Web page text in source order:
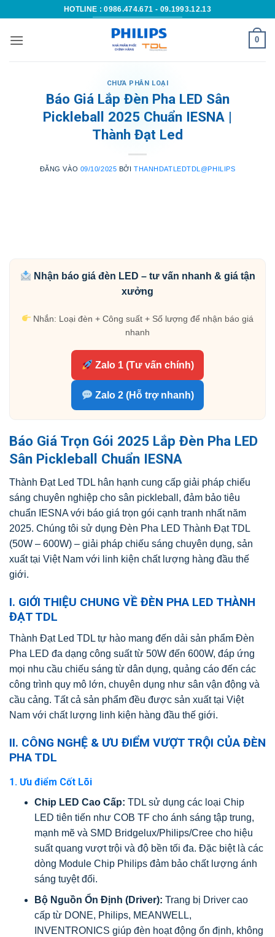
nội
HOTLINE : 0986.474.671 - 09.1993.12.13
0
CHƯA PHÂN LOẠI
Báo Giá Lắp Đèn Pha LED Sân
Pickleball 2025 Chuẩn IESNA |
Thành Đạt Led
ĐĂNG VÀO 09/10/2025 BỞITHANHDATLEDTDL@PHILIPS
Nhận báo giá đèn LED – tư vấn nhanh & giá tận
xưởng
Nhắn: Loại đèn + Công suất + Số lượng để nhận báo giá
nhanh
Zalo 1 (Tư vấn chính)
Zalo 2 (Hỗ trợ nhanh)
Báo Giá Trọn Gói 2025 Lắp Đèn Pha LED
Sân Pickleball Chuẩn IESNA
Thành Đạt Led TDL hân hạnh cung cấp giải pháp chiếu
sáng chuyên nghiệp cho sân pickleball, đảm bảo tiêu
chuẩn IESNA với báo giá trọn gói cạnh tranh nhất năm
2025. Chúng tôi sử dụng Đèn Pha LED Thành Đạt TDL
(50W – 600W) – giải pháp chiếu sáng chuyên dụng, sản
xuất tại Việt Nam với linh kiện chất lượng hàng đầu thế
giới.
I. GIỚI THIỆU CHUNG VỀ ĐÈN PHA LED THÀNH
ĐẠT TDL
Thành Đạt Led TDL tự hào mang đến dải sản phẩm Đèn
Pha LED đa dạng công suất từ 50W đến 600W, đáp ứng
mọi nhu cầu chiếu sáng từ dân dụng, quảng cáo đến các
công trình quy mô lớn, chuyên dụng như sân vận động và
cầu cảng. Tất cả sản phẩm đều được sản xuất tại Việt
Nam với chất lượng linh kiện hàng đầu thế giới.
II. CÔNG NGHỆ & ƯU ĐIỂM VƯỢT TRỘI CỦA ĐÈN
PHA TDL
1. Ưu điểm Cốt Lõi
Chip LED Cao Cấp: TDL sử dụng các loại Chip
LED tiên tiến như COB TF cho ánh sáng tập trung,
mạnh mẽ và SMD Bridgelux/Philips/Cree cho hiệu
suất quang vượt trội và độ bền tối đa. Đặc biệt là các
dòng Module Chip Philips đảm bảo chất lượng ánh
sáng tuyệt đối.
Bộ Nguồn Ổn Định (Driver): Trang bị Driver cao
cấp từ DONE, Philips, MEANWELL,
INVENTRONICS giúp đèn hoạt động ổn định, không